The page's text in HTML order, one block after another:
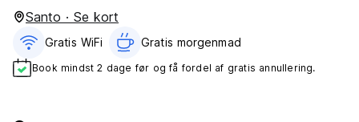
Santo · Se kort
Gratis WiFi Gratis morgenmad‎
Book mindst 2 dage før og få fordel af gratis annullering.